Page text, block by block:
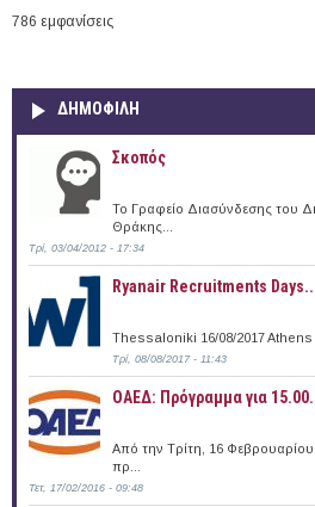
786 εμφανίσεις
ΔΗΜΟΦΙΛΗ
Σκοπός
Το Γραφείο Διασύνδεσης του
Θράκης...
Τρί, 03/04/2012 - 17:34
Ryanair Recruitments
Thessaloniki 16/08/2017 Athens
Τρί, 08/08/2017 - 11:43
ΟΑΕΔ: Πρόγραμμα για
Από την Τρίτη, 16
πρ...
Τετ, 17/02/2016 - 09:48